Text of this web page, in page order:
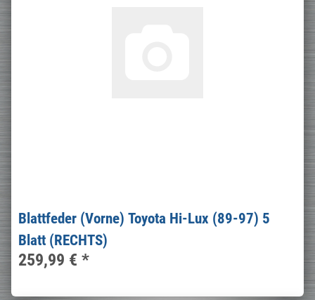
Blattfeder (Vorne) Toyota Hi-Lux (89-97) 5
Blatt (RECHTS)
259,99 € *